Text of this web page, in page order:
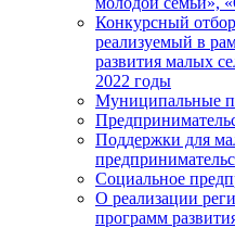
Конкурсный
реализуемый в
развития малых
2022 годы
Муниципальные
Поддержки для
Социальное
О реализации
программ